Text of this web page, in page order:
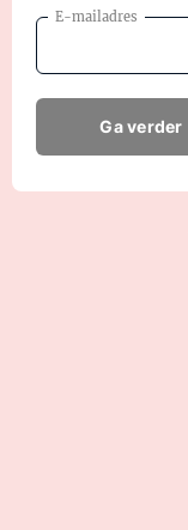
E-mailadres
Ga verder